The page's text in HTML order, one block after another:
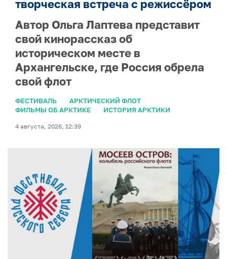
творческая встреча с режиссёром
Автор Ольга Лаптева представит
свой кинорассказ об
историческом месте в
Архангельске, где Россия обрела
свой флот
ФЕСТИВАЛЬ
АРКТИЧЕСКИЙ ФЛОТ
ФИЛЬМЫ ОБ АРКТИКЕ
ИСТОРИЯ АРКТИКИ
4 августа, 2026, 12:39